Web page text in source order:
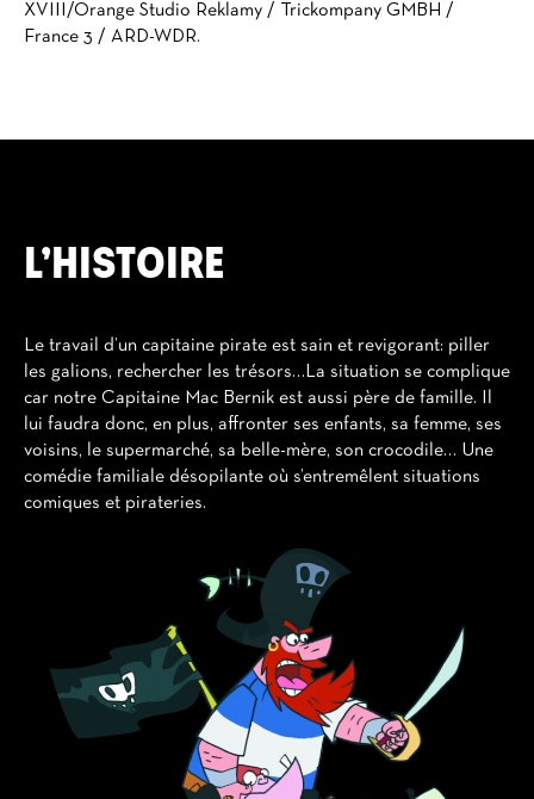
XVIII/Orange Studio Reklamy / Trickompany GMBH /
France 3 / ARD-WDR.
L’HISTOIRE
Le travail d’un capitaine pirate est sain et revigorant: piller
les galions, rechercher les trésors…La situation se complique
car notre Capitaine Mac Bernik est aussi père de famille. Il
lui faudra donc, en plus, affronter ses enfants, sa femme, ses
voisins, le supermarché, sa belle-mère, son crocodile… Une
comédie familiale désopilante où s’entremêlent situations
comiques et pirateries.